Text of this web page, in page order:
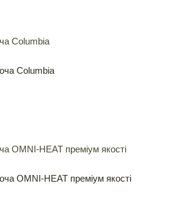
Columbia
OMNI-HEAT преміум якості